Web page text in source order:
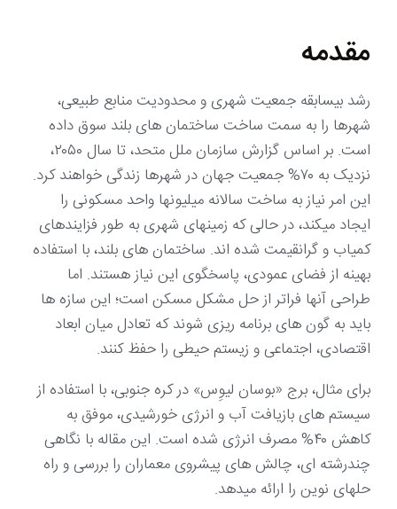
مقدمه
رشد بیسابقه جمعیت شهری و محدودیت منابع طبیعی،
شهرها را به سمت ساخت ساختمان های بلند سوق داده
است. بر اساس گزارش سازمان ملل متحد، تا سال ۲۰۵۰،
نزدیک به ۷۰% جمعیت جهان در شهرها زندگی خواهند کرد.
این امر نیاز به ساخت سالانه میلیونها واحد مسکونی را
ایجاد میکند، در حالی که زمینهای شهری به طور فزایندهای
کمیاب و گرانقیمت شده اند. ساختمان های بلند، با استفاده
بهینه از فضای عمودی، پاسخگوی این نیاز هستند. اما
طراحی آنها فراتر از حل مشکل مسکن است؛ این سازه ها
باید به گون های برنامه ریزی شوند که تعادل میان ابعاد
اقتصادی، اجتماعی و زیستم حیطی را حفظ کنند.
برای مثال، برج «بوسان لیوِس» در کره جنوبی، با استفاده از
سیستم های بازیافت آب و انرژی خورشیدی، موفق به
کاهش ۴۰% مصرف انرژی شده است. این مقاله با نگاهی
چندرشته ای، چالش های پیشروی معماران را بررسی و راه
حلهای نوین را ارائه میدهد.